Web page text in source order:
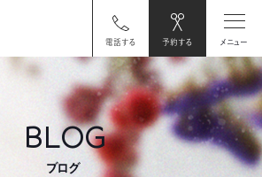
電話する 予約する メニュー
BLOG
ブログ